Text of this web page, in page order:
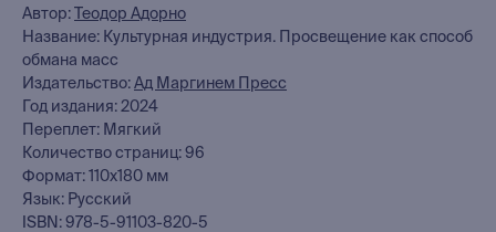
Автор:
Теодор Адорно
Название: Культурная индустрия. Просвещение как способ
обмана масс
Издательство: Ад Маргинем Пресс
Год издания: 2024
Переплет: Мягкий
Количество страниц: 96
Формат: 110x180 мм
Язык: Русский
ISBN: 978-5-91103-820-5